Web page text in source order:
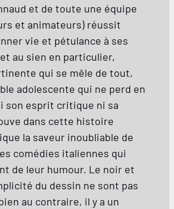
et de toute une équipe
et animateurs) réussit
vie et pétulance à ses
au sien en particulier,
qui se mêle de tout,
adolescente qui ne perd en
son esprit critique ni sa
dans cette histoire
la saveur inoubliable de
comédies italiennes qui
de leur humour. Le noir et
du dessin ne sont pas
au contraire, il y a un